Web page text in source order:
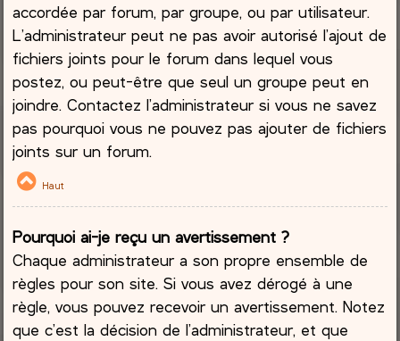
accordée par forum, par groupe, ou par utilisateur.
L’administrateur peut ne pas avoir autorisé l’ajout de
fichiers joints pour le forum dans lequel vous
postez, ou peut-être que seul un groupe peut en
joindre. Contactez l’administrateur si vous ne savez
pas pourquoi vous ne pouvez pas ajouter de fichiers
joints sur un forum.
Haut
Pourquoi ai-je reçu un avertissement ?
Chaque administrateur a son propre ensemble de
règles pour son site. Si vous avez dérogé à une
règle, vous pouvez recevoir un avertissement. Notez
que c’est la décision de l’administrateur, et que